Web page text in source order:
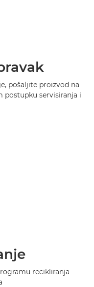
pošaljite proizvod na
postupku servisiranja i
recikliranja